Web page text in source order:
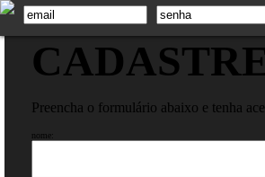
Preencha o formulário abaixo e tenha
nome: